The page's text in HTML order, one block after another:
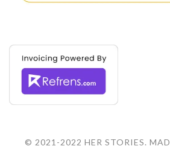
© 2021-2022 HER STORIES.